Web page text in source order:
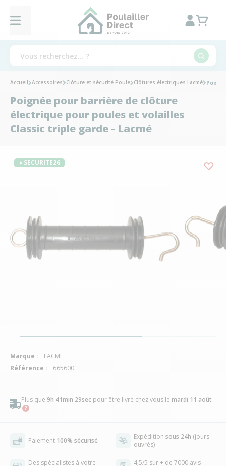
Plus que 9h 41min 28sec pour être livré chez vous le mardi 11 août
Paiement 100% sécurisé Expédition sous 24h (jours
ouvrés)
Des spécialistes à votre
4,5/5 sur + de 7000 avis
Accueil Accessoires Clôture et sécurité Poule Clôtures électriques Lacmé
Poignée pour barrière de clôture
électrique pour poules et volailles
Classic triple garde - Lacmé
♦ SECURITE26
Marque :
LACME
Référence :
665600